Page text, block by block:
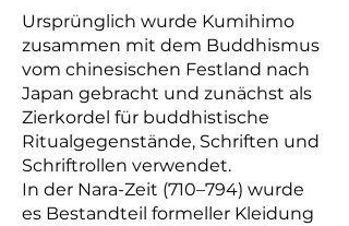
Ursprünglich wurde Kumihimo
zusammen mit dem Buddhismus
vom chinesischen Festland nach
Japan gebracht und zunächst als
Zierkordel für buddhistische
Ritualgegenstände, Schriften und
Schriftrollen verwendet.
In der Nara-Zeit (710–794) wurde
es Bestandteil formeller Kleidung